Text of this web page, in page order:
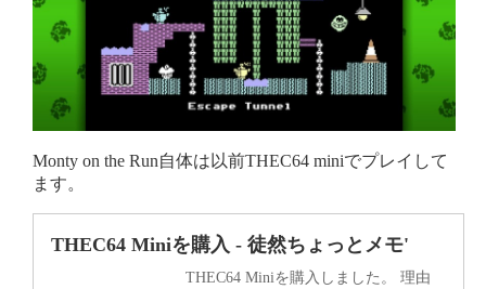
Monty on the Run自体は以前THEC64 miniでプレイして
ます。
THEC64 Miniを購入 - 徒然ちょっとメモ'
THEC64 Miniを購入しました。 理由